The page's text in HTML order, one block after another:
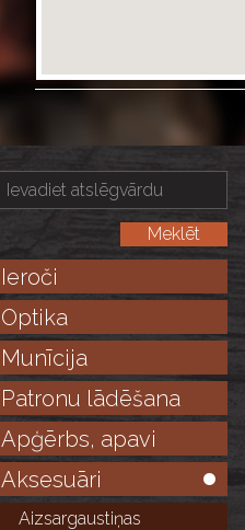
Ieroči
Optika
Munīcija
Patronu lādēšana
Apģērbs, apavi
Aksesuāri
Aizsargaustiņas